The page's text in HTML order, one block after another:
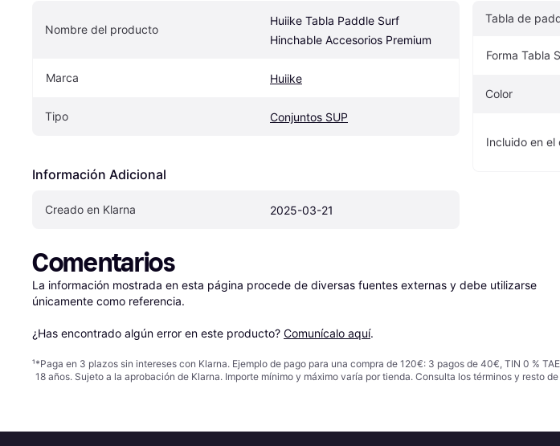
Nombre del producto
Huiike Tabla Paddle Surf
Hinchable Accesorios Premium
Marca Huiike
Tipo Conjuntos SUP
Información Adicional
Creado en Klarna 2025-03-21
Tabla de
Forma Tabla
Color
Incluido en el
Comentarios
La información mostrada en esta página procede de diversas fuentes externas y debe utilizarse
únicamente como referencia.
¿Has encontrado algún error en este producto? Comunícalo aquí.
¹*Paga en 3 plazos sin intereses con Klarna. Ejemplo de pago para una compra de 120€: 3 pagos de 40€, TIN 0 %
18 años. Sujeto a la aprobación de Klarna. Importe mínimo y máximo varía por tienda. Consulta los términos y resto